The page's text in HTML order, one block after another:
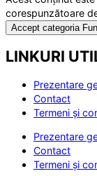
corespunzătoare
Accept categoria
LINKURI
Prezentare
Contact
Termeni și
Prezentare
Contact
Termeni și